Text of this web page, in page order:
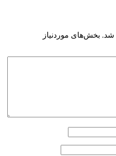
شد. بخش‌های موردنیاز